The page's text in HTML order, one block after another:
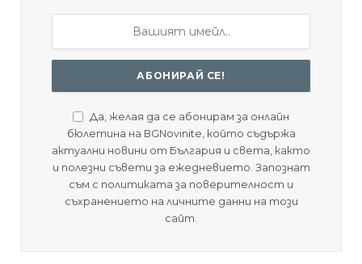
Да, желая да се абонирам за онлайн
бюлетина на BGNovinite, който съдържа
актуални новини от България и света, както
и полезни съвети за ежедневието. Запознат
съм с политиката за поверителност и
съхранението на личните данни на този
сайт.